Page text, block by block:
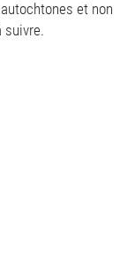
et non
suivre.